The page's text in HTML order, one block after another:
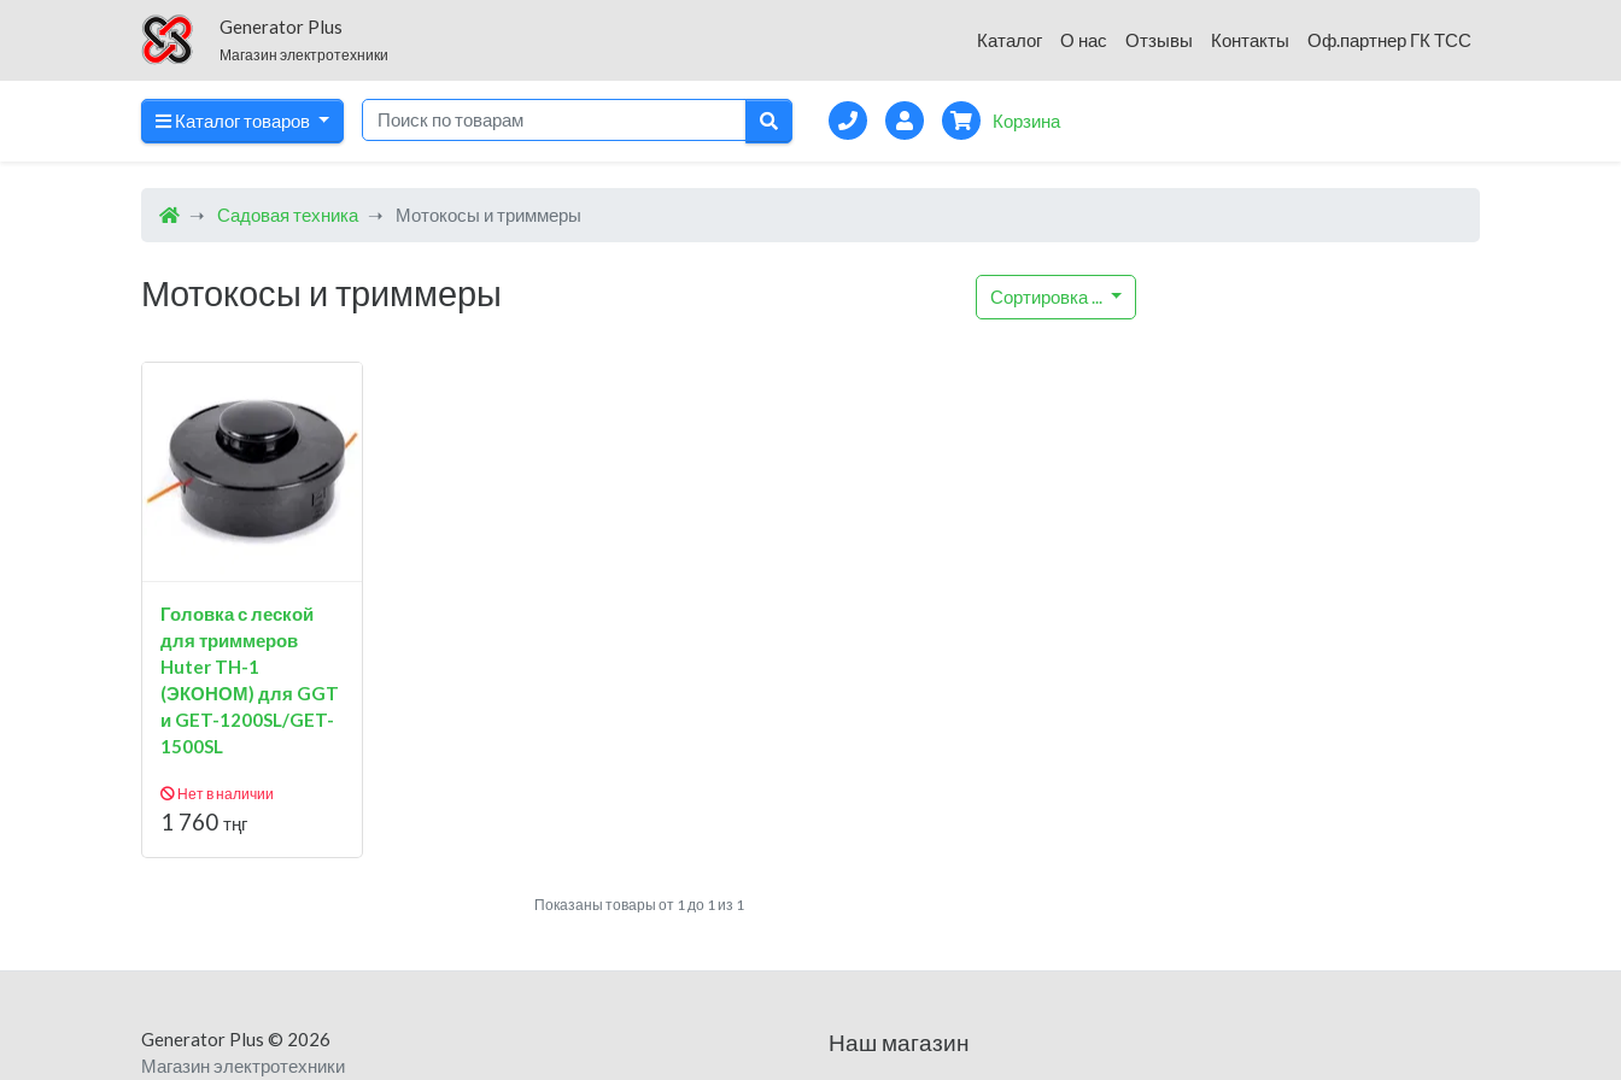
Generator Plus
Магазин электротехники
Каталог О нас Отзывы Контакты Оф.партнер ГК ТСС
Каталог товаров Корзина
Садовая техника Мотокосы и триммеры
Мотокосы и триммеры Сортировка...
Головка с леской
для триммеров
Huter TH-1
(ЭКОНОМ) для GGT
и GET-1200SL/GET-
1500SL
Нет в наличии
1 760 тңг
Показаны товары от 1 до 1 из 1
Generator Plus © 2026
Магазин электротехники
Наш магазин